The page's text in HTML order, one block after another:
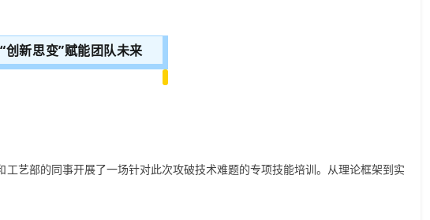
创新思变”赋能团队未来
工艺部的同事开展了一场针对此次攻破技术难题的专项技能培训。从理论框架到实